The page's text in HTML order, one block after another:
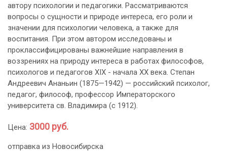
автору психологии и педагогики. Рассматриваются
вопросы о сущности и природе интереса, его роли и
значении для психологии человека, а также для
воспитания. При этом автором исследованы и
проклассифицированы важнейшие направления в
воззрениях на природу интереса в работах философов,
психологов и педагогов XIX - начала XX века. Степан
Андреевич Ананьин (1875—1942) — российский психолог,
педагог, философ, профессор Императорского
университета св. Владимира (с 1912).
Цена: 3000 руб.
отправка из Новосибирска